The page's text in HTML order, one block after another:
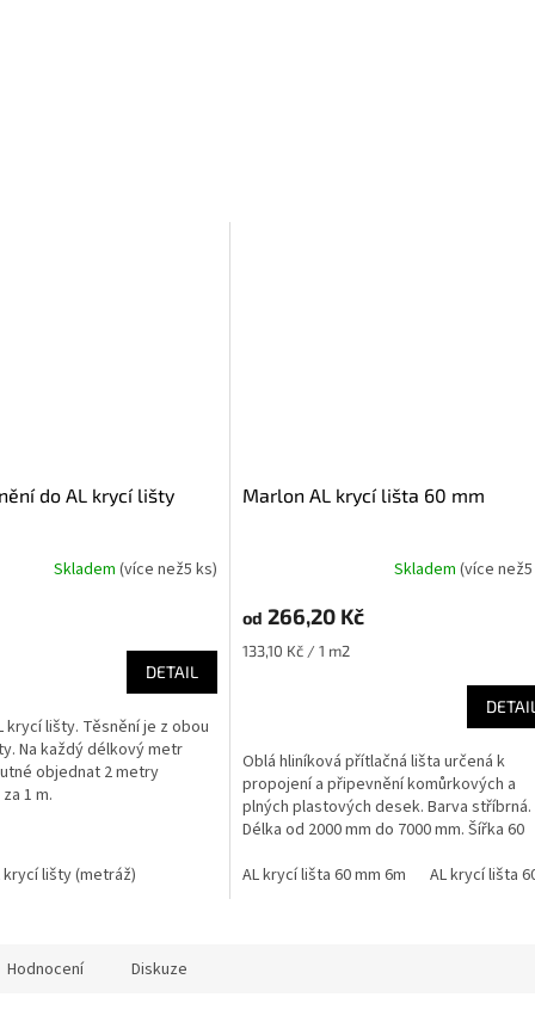
Skladem (více než5 ks)
DETAIL
krycí lišty. Těsnění je z obou
Na každý délkový metr
objednat 2 metry
1 m.
lišty (metráž)
Marlon AL krycí lišta 60 mm
Skladem (více
od 266,20 Kč
Měrná
133,10 Kč / 1 m2
DETAIL
Oblá hliníková přítlačná lišta určená k
propojení a připevnění komůrkových a
plných plastových desek. Barva stříbrná.
Délka od 2000 mm do 7000 mm. Šířka 60
AL krycí lišta 60 mm 6m
AL krycí lišta 60
Hodnocení Diskuze